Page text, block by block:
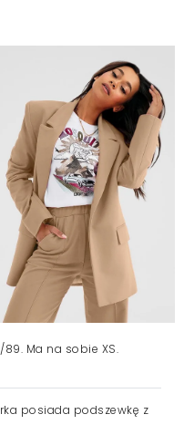
Ma na sobie XS.
posiada podszewkę z